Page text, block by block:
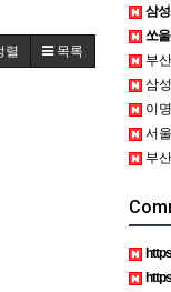
렬
목록
삼성동
쏘울
부산 경주 전
삼성동
이명
서울
부산 경주 전
https://
https://